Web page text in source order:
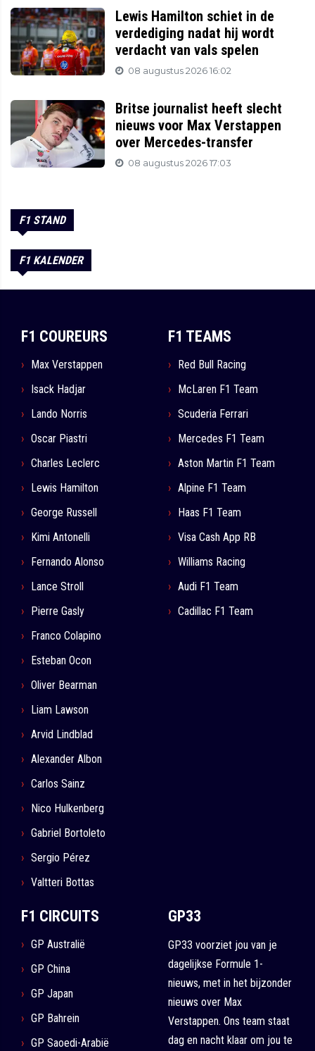
Lewis Hamilton schiet in de
verdediging nadat hij wordt
verdacht van vals spelen
08 augustus 2026 16:02
Britse journalist heeft slecht
nieuws voor Max Verstappen
over Mercedes-transfer
08 augustus 2026 17:03
F1 STAND
F1 KALENDER
F1 COUREURS
Max Verstappen
Isack Hadjar
Lando Norris
Oscar Piastri
Charles Leclerc
Lewis Hamilton
George Russell
Kimi Antonelli
Fernando Alonso
Lance Stroll
Pierre Gasly
Franco Colapino
Esteban Ocon
Oliver Bearman
Liam Lawson
Arvid Lindblad
Alexander Albon
Carlos Sainz
Nico Hulkenberg
Gabriel Bortoleto
Sergio Pérez
Valtteri Bottas
F1 TEAMS
Red Bull Racing
McLaren F1 Team
Scuderia Ferrari
Mercedes F1 Team
Aston Martin F1 Team
Alpine F1 Team
Haas F1 Team
Visa Cash App RB
Williams Racing
Audi F1 Team
Cadillac F1 Team
F1 CIRCUITS
GP Australië
GP China
GP Japan
GP Bahrein
GP Saoedi-Arabië
GP33
GP33 voorziet jou van je
dagelijkse Formule 1-
nieuws, met in het bijzonder
nieuws over Max
Verstappen. Ons team staat
dag en nacht klaar om jou te